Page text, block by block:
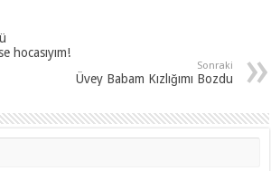
hocasıyım!
Sonraki
Üvey Babam Kızlığımı Bozdu